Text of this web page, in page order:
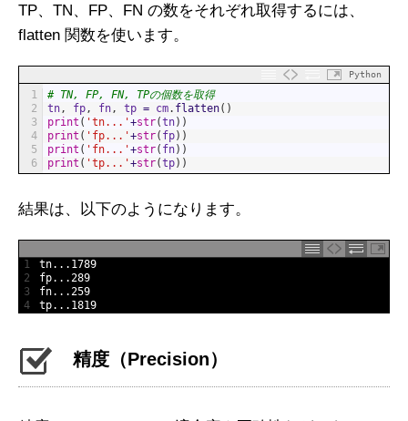
TP、TN、FP、FN の数をそれぞれ取得するには、
flatten 関数を使います。
Python
1
2
3
4
5
6
# TN, FP, FN, TPの個数を取得
tn, fp, fn, tp = cm. flatten( )
print ( 'tn...'+str(tn) )
print ( 'fp...'+str( fp) )
print ( 'fn...'+str( fn) )
print ( 'tp...'+str(tp) )
結果は、以下のようになります。
1
2
3
4
tn. . . 1789
fp. . .289
fn. . .259
tp. . . 1819
精度（Precision）